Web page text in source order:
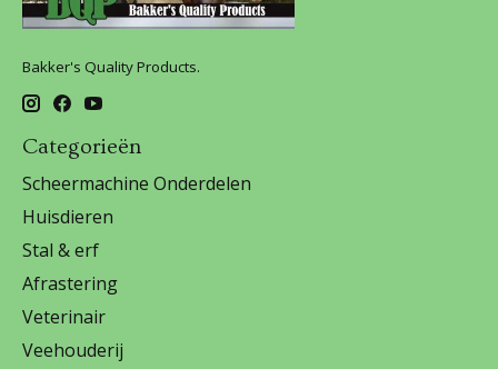
Bakker's Quality Products.
Categorieën
Scheermachine Onderdelen
Huisdieren
Stal & erf
Afrastering
Veterinair
Veehouderij